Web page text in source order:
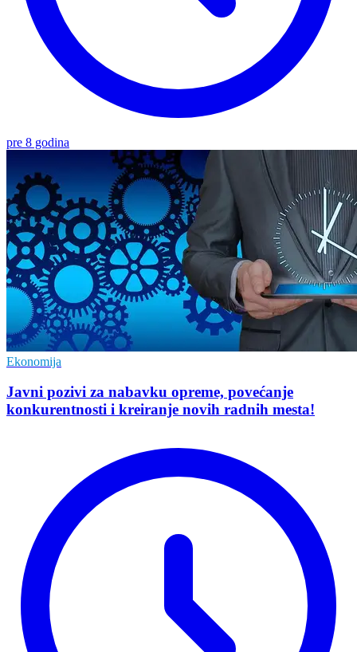
pre 8 godina
Ekonomija
Javni pozivi za nabavku opreme, povećanje
konkurentnosti i kreiranje novih radnih mesta!